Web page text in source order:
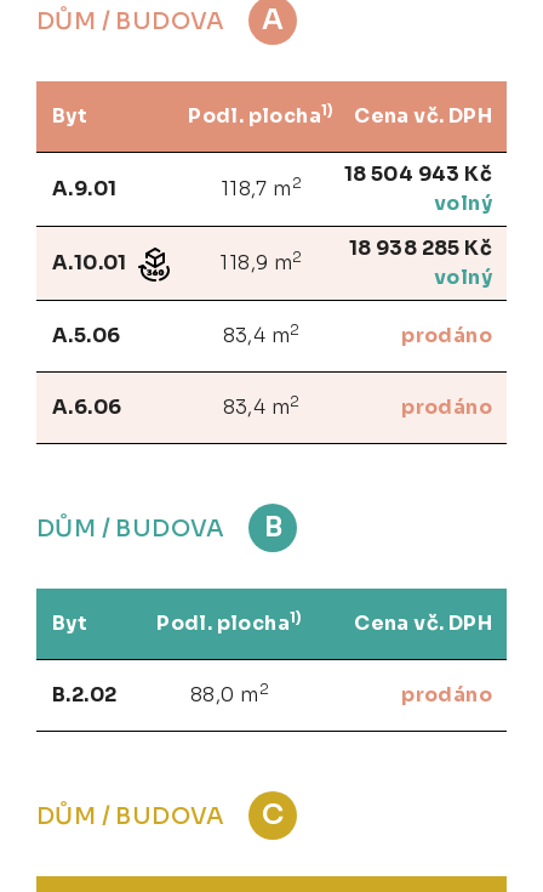
DŮM / BUDOVA A
Byt Podl. plocha1) Cena vč. DPH
A.9.01 118,7 m 2
18 504 943 Kč
volný
A.10.01 118,9 m2
18 938 285 Kč
volný
A.5.06 83,4 m2 prodáno
A.6.06 83,4 m2 prodáno
DŮM / BUDOVA B
Byt Podl. plocha1) Cena vč. DPH
B.2.02 88,0 m 2 prodáno
DŮM / BUDOVA C